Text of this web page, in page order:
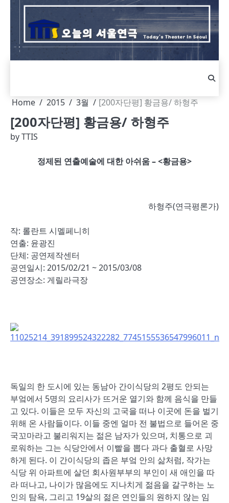
Skip
content
Home 2015 3월 [200자단평] 황금용/ 하형주
[200자단평] 황금용/ 하형주
byTTIS
정제된 연출예술에 대한 아쉬움 – <황금용>
하형주(연극평론가)
작: 롤란트 시멜페니히
연출: 윤광진
단체: 공연제작센터
공연일시: 2015/02/21 ~ 2015/03/08
공연장소: 게릴라극장
독일의 한 도시에 있는 동남아 간이식당의 2평도 안되는
부엌에서 5명의 요리사가 뜨거운 열기와 함께 음식을 만들
고 있다. 이들은 모두 자신의 고국을 떠나 이곳에 돈을 벌기
위해 온 사람들이다. 이들 중엔 얼마 전 불법으로 들어온 중
국꼬마라고 불리워지는 젊은 남자가 있으며, 치통으로 괴
로워하는 그는 식당안에서 이빨을 뽑다 과다 출혈로 사망
하게 된다. 이 간이식당의 좁은 부엌 안의 삶처럼, 작가는
식당 위 아파트에 살던 회사원부부의 부인이 새 애인을 따
라 떠나고, 나이가 많음에도 지나치게 젊음을 갈구하는 노
인의 탐욕, 그리고 19살의 젊은 연인들의 원하지 않는 임